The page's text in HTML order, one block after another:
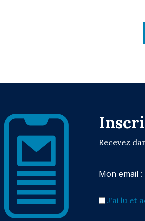
Recevez
J'ai lu et